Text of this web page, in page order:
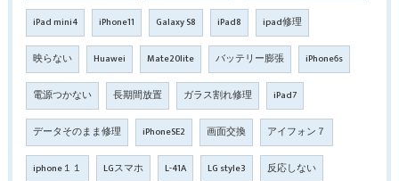
iPad mini4 iPhone11 Galaxy S8 iPad8 ipad修理
映らない Huawei Mate20lite バッテリー膨張 iPhone6s
電源つかない 長期間放置 ガラス割れ修理 iPad7
データそのまま修理 iPhoneSE2 画面交換 アイフォン７
iphone１１ LGスマホ L-41A LG style3 反応しない